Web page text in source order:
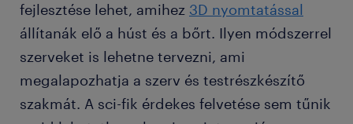
fejlesztése lehet, amihez 3D nyomtatással
állítanák elő a húst és a bőrt. Ilyen módszerrel
szerveket is lehetne tervezni, ami
megalapozhatja a szerv és testrészkészítő
szakmát. A sci-fik érdekes felvetése sem tűnik